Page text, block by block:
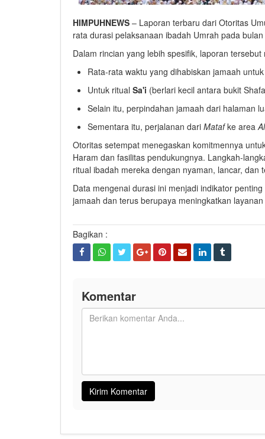
HIMPUHNEWS – Laporan terbaru dari Otoritas
rata durasi pelaksanaan ibadah Umrah pada
Dalam rincian yang lebih spesifik, laporan
Rata-rata waktu yang dihabiskan jamaah
Untuk ritual Sa'i (berlari kecil antara bukit
Selain itu, perpindahan jamaah dari halaman
Sementara itu, perjalanan dari Matafke area
Otoritas setempat menegaskan komitmennya
Haram dan fasilitas pendukungnya. Langkah-
ritual ibadah mereka dengan nyaman, lancar, dan
Data mengenai durasi ini menjadi indikator
jamaah dan terus berupaya meningkatkan
Bagikan :
Komentar